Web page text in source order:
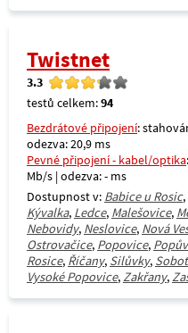
Twistnet
3.3
testů celkem:94
Bezdrátové připojení:
odezva: 20,9 ms
Pevné připojení - kabel/optika
Mb/s | odezva: - ms
Dostupnost v: Babice u Rosic,
Kývalka, Ledce, Malešovice,
Nebovidy, Neslovice, Nová
Ostrovačice, Popovice,
Rosice, Říčany, Silůvky,
Vysoké Popovice,Zakřany,